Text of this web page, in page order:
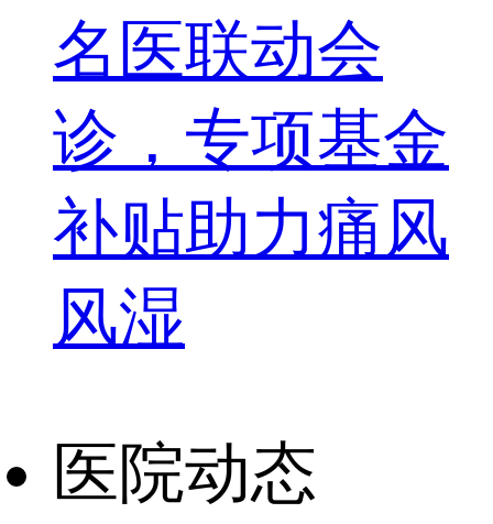
名医联动会
诊，专项基金
补贴助力痛风
风湿
医院动态